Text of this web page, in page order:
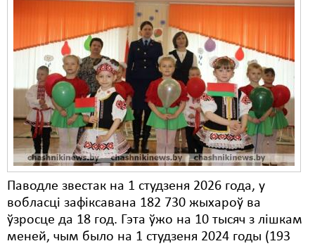
Паводле звестак на 1 студзеня 2026 года, у
вобласці зафіксавана 182 730 жыхароў ва
ўзросце да 18 год. Гэта ўжо на 10 тысяч з лішкам
меней, чым было на 1 студзеня 2024 годы (193